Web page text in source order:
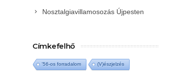
Nosztalgiavillamosozás Újpesten
Címkefelhő
'56-os forradalom (V)észjelzés